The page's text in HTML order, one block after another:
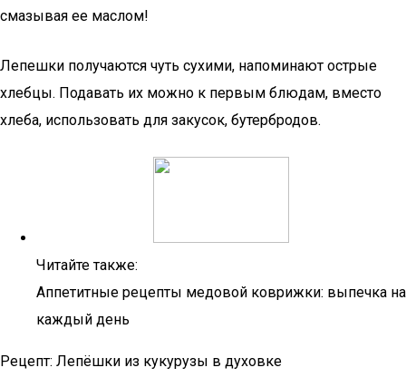
смазывая ее маслом!
Лепешки получаются чуть сухими, напоминают острые
хлебцы. Подавать их можно к первым блюдам, вместо
хлеба, использовать для закусок, бутербродов.
Читайте также:
Аппетитные рецепты медовой коврижки: выпечка на
каждый день
Рецепт: Лепёшки из кукурузы в духовке